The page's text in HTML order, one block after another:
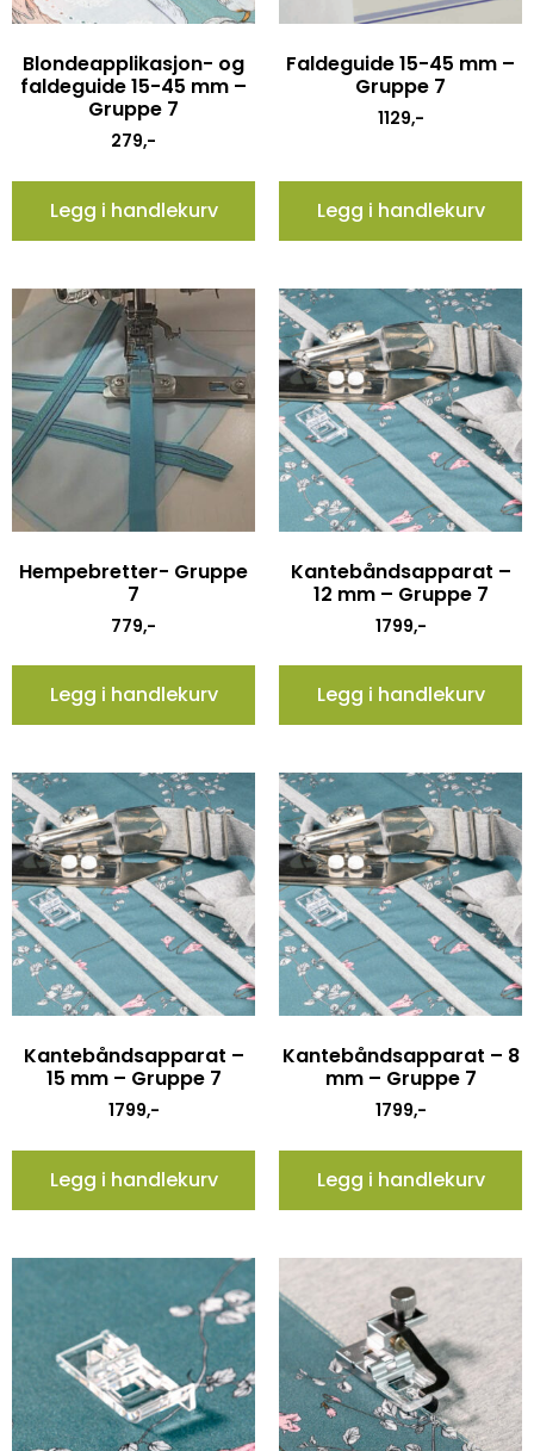
Blondeapplikasjon- og
faldeguide 15-45 mm –
Gruppe 7
279,-
Legg i handlekurv
Faldeguide 15-45 mm –
Gruppe 7
1129,-
Legg i handlekurv
Hempebretter- Gruppe
7
779,-
Legg i handlekurv
Kantebåndsapparat –
12 mm – Gruppe 7
1799,-
Legg i handlekurv
Kantebåndsapparat –
15 mm – Gruppe 7
1799,-
Legg i handlekurv
Kantebåndsapparat – 8
mm – Gruppe 7
1799,-
Legg i handlekurv